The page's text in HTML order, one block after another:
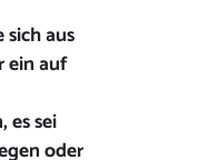
aus
ein auf
es sei
oder